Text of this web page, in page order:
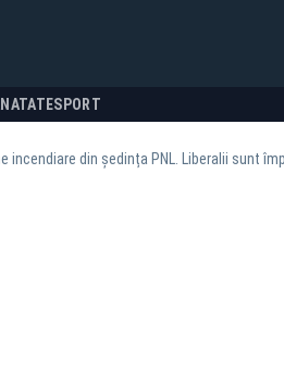
SPORT
incendiare din ședința PNL. Liberalii sunt